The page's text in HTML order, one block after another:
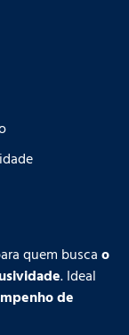
quem buscao
. Ideal
de